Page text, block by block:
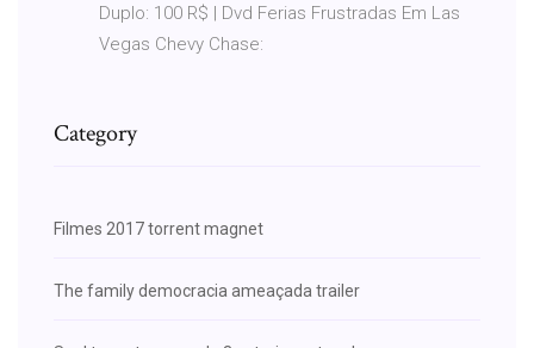
Duplo: 100 R$ | Dvd Ferias Frustradas Em Las
Vegas Chevy Chase:
Category
Filmes 2017 torrent magnet
The family democracia ameaçada trailer